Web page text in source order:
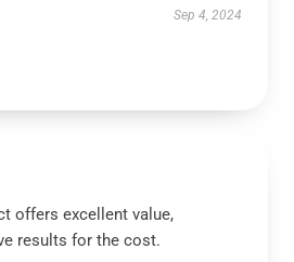
Sep 4, 2024
offers excellent value,
results for the cost.